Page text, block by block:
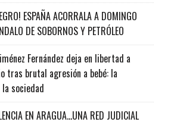
ESPAÑA ACORRALA A DOMINGO
DE SOBORNOS Y PETRÓLEO
Fernández deja en libertad a
tras brutal agresión a bebé: la
sociedad
EN ARAGUA…UNA RED JUDICIAL